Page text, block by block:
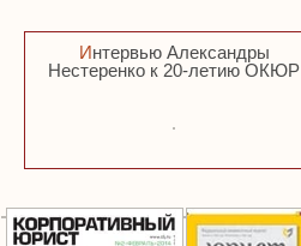
Интервью Александры
Нестеренко к 20-летию ОКЮР